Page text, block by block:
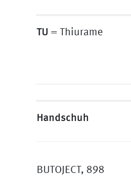
TU = Thiurame
Handschuh
BUTOJECT, 898